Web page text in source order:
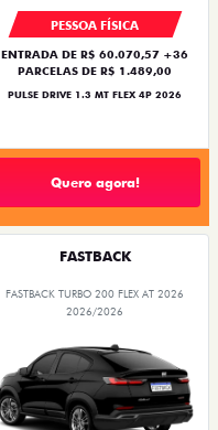
PESSOA FÍSICA
ENTRADA DE R$ 60.070,57 +36
PARCELAS DE R$ 1.489,00
PULSE DRIVE 1.3 MT FLEX 4P 2026
Quero agora!
FASTBACK
FASTBACK TURBO 200 FLEX AT 2026
2026/2026